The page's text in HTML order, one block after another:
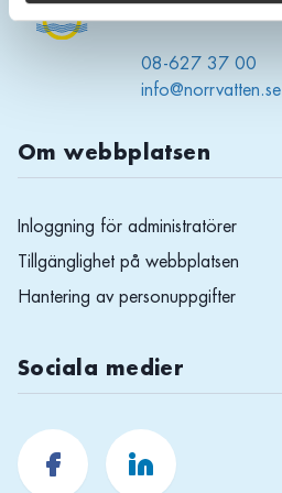
08-627 37 00
info@norrvatten.se
Om webbplatsen
Inloggning för administratörer
Tillgänglighet på webbplatsen
Hantering av personuppgifter
Sociala medier